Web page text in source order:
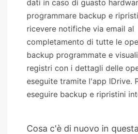
dati in caso di guasto
programmare backup e
ricevere notifiche via email al
completamento di tutte le
backup programmate e
registri con i dettagli delle
eseguite tramite l'app IDrive.
eseguire backup e ripristini
Cosa c'è di nuovo in